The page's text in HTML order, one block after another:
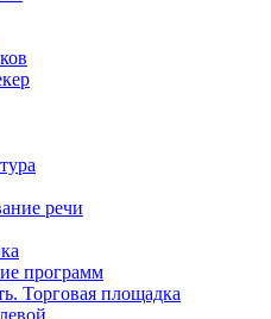
речи
программ
Торговая площадка